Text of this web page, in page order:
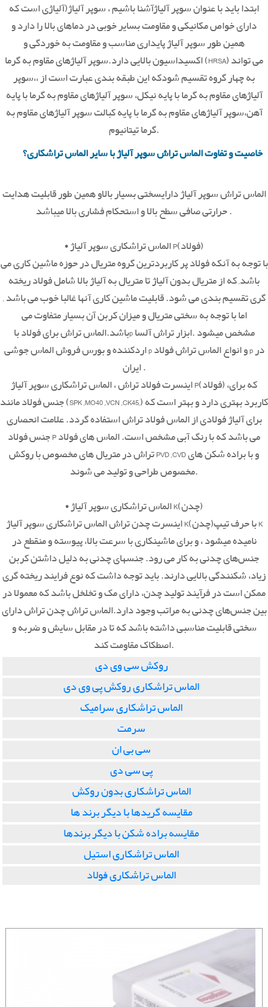
ابتدا باید با عنوان سوپر آلیاژآشنا باشیم ، سوپر آلیاژ(آلیاژی است که
دارای خواص مکانیکی و مقاومت بسایر خوبی در دماهای بالا را دارد و
همین طور سوپر آلیاژ پایداری مناسب و مقاومت به خوردگی و
اکسیداسیون بالایی دارد.سوپر آلیاژهای مقاوم به گرما (HRSA) می تواند
به چهار گروه تقسیم شودکه این طبقه بندی عبارت است از ،،سوپر
آلیاژهای مقاوم به گرما با پایه نیکل، سوپر آلیاژهای مقاوم به گرما با پایه
آهن،سوپر آلیاژهای مقاوم به گرما با پایه کبالت سوپر آلیاژهای مقاوم به
گرما تیتانیوم.
خاصیت و تفاوت الماس تراش سوپر آلیاژ با سایر الماس تراشکاری؟
الماس تراش سوپر آلیاژ دارایسختی بسیار بالاو همین طور قابلیت هدایت
حرارتی صافی سطح بالا و استحکام فشاری بالا میباشد .
• الماس تراشکاری سوپر آلیاژ P(فولاد)
با توجه به آنکه فولاد پر کاربردترین گروه متریال در حوزه ماشین کاری می
باشد, که از متریال بدون آلیاژ تا متریال به آلیاژ بالا شامل فولاد ریخته
گری تقسیم بندی می شود. قابلیت ماشین کاری آنها غالبا خوب می باشد ,
اما با توجه به سختی متریال و میزان کربن آن بسیار متفاوت می
باشد.الماس تراش برای فولاد باp مشخص میشود .ابزار تراش آلسا
اردکننده و بورس فروش الماس جوشی p و انواع الماس تراش فولاد p در
ایران .
اینسرت فولاد تراش ، الماس تراشکاری سوپر آلیاژ P(فولاد) ،که برای
جنس فولاد مانند (SPK ,MO40 ,VCN ,CK45,) کاربرد بهتری دارد و بهتر است که
برای آلیاژ فولادی از الماس فولاد تراش استفاده گردد. علامت انحصاری
جنس فولاد P می باشد که با رنگ آبی مشخص است. الماس های فولاد
تراش در متریال های مخصوص با روکش PVD ,CVD و با براده شکن های
مخصوص طراحی و تولید می شوند.
• الماس تراشکاری سوپر آلیاژ K(چدن)
اینسرت چدن تراش الماس تراشکاری سوپر آلیاژ K(چدن)با حرف تیپ K
نامیده میشود ، و برای ماشینکاری با سرعت بالا، پیوسته و منقطع در
جنس‌های چدنی به کار می رود. جنسهای چدنی به دلیل داشتن کربن
زیاد، شکنندگی بالایی دارند. باید توجه داشت که نوع فرایند ریخته گری
ممکن است در فرآیند تولید چدن، دارای مک و تخلخل باشد که معمولا در
بین جنس‌های چدنی به مراتب وجود دارد.الماس تراش چدن تراش دارای
سختی قابلیت مناسبی داشته باشد که تا در مقابل سایش و ضربه و
اصطکاک مقاومت کند.
روکش سی وی دی
الماس تراشکاری روکش پی وی دی
الماس تراشکاری سرامیک
سرمت
سی بی ان
پی سی دی
الماس تراشکاری بدون روکش
مقایسه گریدها با دیگر برند ها
مقایسه براده شکن با دیگر برندها
الماس تراشکاری استیل
الماس تراشکاری فولاد